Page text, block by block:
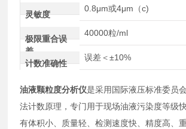
灵敏度
0.8μm或4μm（c)
极限重合误
差
40000粒/ml
计数准确性
误差＜±10%
油液颗粒度分析仪是采用国际液压标准委员
法计数原理，专门用于现场油液污染度等级
有体积小、质量轻、检测速度快、精度高、